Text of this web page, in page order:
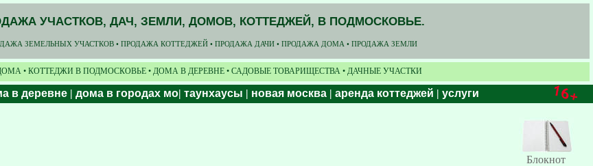
УЧАСТКОВ, ДАЧ, ЗЕМЛИ, ДОМОВ, КОТТЕДЖЕЙ, В ПОДМОСКОВЬЕ.
ЗЕМЕЛЬНЫХ УЧАСТКОВ • ПРОДАЖА КОТТЕДЖЕЙ • ПРОДАЖА ДАЧИ • ПРОДАЖА ДОМА • ПРОДАЖА ЗЕМЛИ
• КОТТЕДЖИ В ПОДМОСКОВЬЕ • ДОМА В ДЕРЕВНЕ • САДОВЫЕ ТОВАРИЩЕСТВА • ДАЧНЫЕ УЧАСТКИ
в деревне | дома в городах мо| таунхаусы | новая москва | аренда коттеджей | услуги
Блокнот